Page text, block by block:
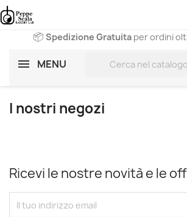
📦 Spedizione Gratuita per ordini
MENU
I nostri negozi
Ricevi le nostre novità e le